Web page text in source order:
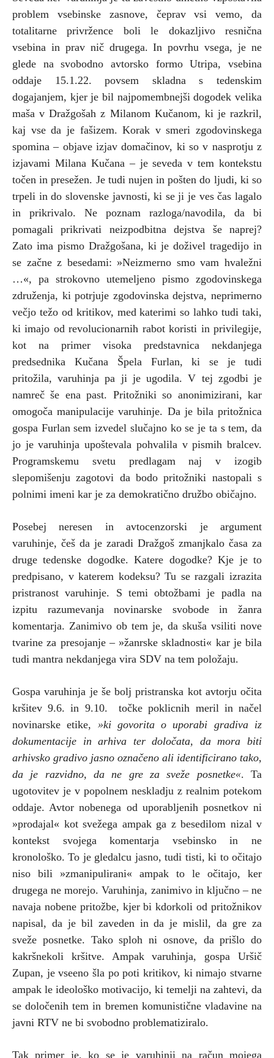
problem vsebinske zasnove, čeprav vsi vemo, da
totalitarne privržence boli le dokazljivo resnična
vsebina in prav nič drugega. In povrhu vsega, je ne
glede na svobodno avtorsko formo Utripa, vsebina
oddaje 15.1.22. povsem skladna s tedenskim
dogajanjem, kjer je bil najpomembnejši dogodek velika
maša v Dražgošah z Milanom Kučanom, ki je razkril,
kaj vse da je fašizem. Korak v smeri zgodovinskega
spomina – objave izjav domačinov, ki so v nasprotju z
izjavami Milana Kučana – je seveda v tem kontekstu
točen in presežen. Je tudi nujen in pošten do ljudi, ki so
trpeli in do slovenske javnosti, ki se ji je ves čas lagalo
in prikrivalo. Ne poznam razloga/navodila, da bi
pomagali prikrivati neizpodbitna dejstva še naprej?
Zato ima pismo Dražgošana, ki je doživel tragedijo in
se začne z besedami: »Neizmerno smo vam hvaležni
…«, pa strokovno utemeljeno pismo zgodovinskega
združenja, ki potrjuje zgodovinska dejstva, neprimerno
večjo težo od kritikov, med katerimi so lahko tudi taki,
ki imajo od revolucionarnih rabot koristi in privilegije,
kot na primer visoka predstavnica nekdanjega
predsednika Kučana Špela Furlan, ki se je tudi
pritožila, varuhinja pa ji je ugodila. V tej zgodbi je
namreč še ena past. Pritožniki so anonimizirani, kar
omogoča manipulacije varuhinje. Da je bila pritožnica
gospa Furlan sem izvedel slučajno ko se je ta s tem, da
jo je varuhinja upoštevala pohvalila v pismih bralcev.
Programskemu svetu predlagam naj v izogib
slepomišenju zagotovi da bodo pritožniki nastopali s
polnimi imeni kar je za demokratično družbo običajno.
Posebej neresen in avtocenzorski je argument
varuhinje, češ da je zaradi Dražgoš zmanjkalo časa za
druge tedenske dogodke. Katere dogodke? Kje je to
predpisano, v katerem kodeksu? Tu se razgali izrazita
pristranost varuhinje. S temi obtožbami je padla na
izpitu razumevanja novinarske svobode in žanra
komentarja. Zanimivo ob tem je, da skuša vsiliti nove
tvarine za presojanje – »žanrske skladnosti« kar je bila
tudi mantra nekdanjega vira SDV na tem položaju.
Gospa varuhinja je še bolj pristranska kot avtorju očita
kršitev 9.6. in 9.10. točke poklicnih meril in načel
novinarske etike, »ki govorita o uporabi gradiva iz
dokumentacije in arhiva ter določata, da mora biti
arhivsko gradivo jasno označeno ali identificirano tako,
da je razvidno, da ne gre za sveže posnetke«. Ta
ugotovitev je v popolnem neskladju z realnim potekom
oddaje. Avtor nobenega od uporabljenih posnetkov ni
»prodajal« kot svežega ampak ga z besedilom nizal v
kontekst svojega komentarja vsebinsko in ne
kronološko. To je gledalcu jasno, tudi tisti, ki to očitajo
niso bili »zmanipulirani« ampak to le očitajo, ker
drugega ne morejo. Varuhinja, zanimivo in ključno – ne
navaja nobene pritožbe, kjer bi kdorkoli od pritožnikov
napisal, da je bil zaveden in da je mislil, da gre za
sveže posnetke. Tako sploh ni osnove, da prišlo do
kakršnekoli kršitve. Ampak varuhinja, gospa Uršič
Zupan, je vseeno šla po poti kritikov, ki nimajo stvarne
ampak le ideološko motivacijo, ki temelji na zahtevi, da
se določenih tem in bremen komunistične vladavine na
javni RTV ne bi svobodno problematiziralo.
Tak primer je, ko se je varuhinji na račun mojega